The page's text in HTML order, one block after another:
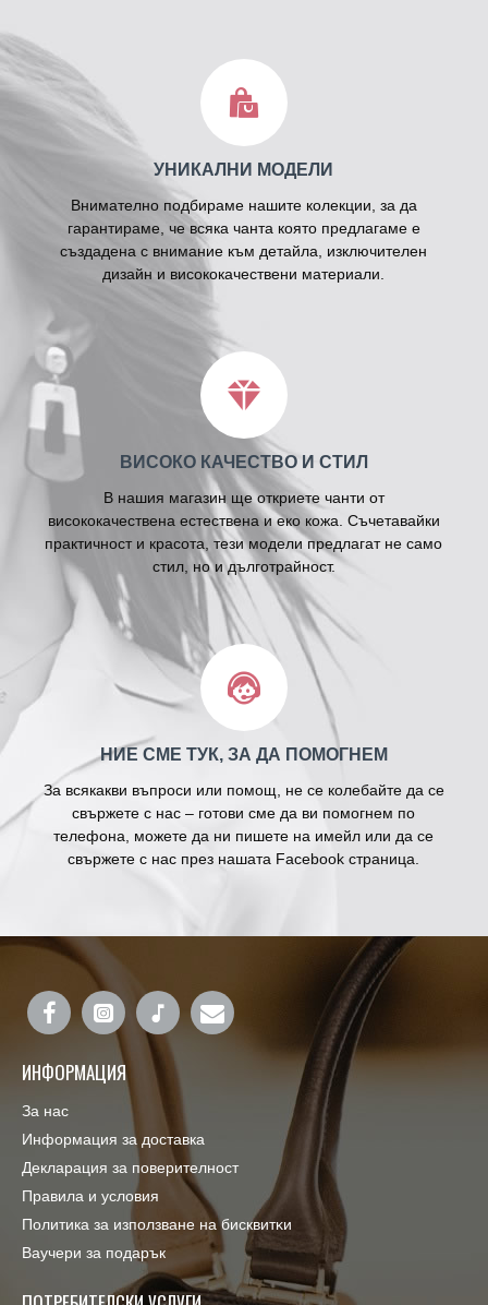
УНИКАЛНИ МОДЕЛИ
Внимателно подбираме нашите колекции, за да
гарантираме, че всяка чанта която предлагаме е
създадена с внимание към детайла, изключителен
дизайн и висококачествени материали.
ВИСОКО КАЧЕСТВО И СТИЛ
В нашия магазин ще откриете чанти от
висококачествена естествена и еко кожа. Съчетавайки
практичност и красота, тези модели предлагат не само
стил, но и дълготрайност.
НИЕ СМЕ ТУК, ЗА ДА ПОМОГНЕМ
За всякакви въпроси или помощ, не се колебайте да се
свържете с нас – готови сме да ви помогнем по
телефона, можете да ни пишете на имейл или да се
свържете с нас през нашата Facebook страница.
ИНФОРМАЦИЯ
За нас
Информация за доставка
Декларация за поверителност
Правила и условия
Πoлитика зa изпoлзвaнe нa бисквитĸи
Ваучери за подарък